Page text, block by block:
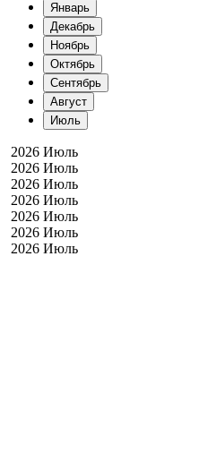
Январь
Декабрь
Ноябрь
Октябрь
Сентябрь
Август
Июль
2026 Июль
2026 Июль
2026 Июль
2026 Июль
2026 Июль
2026 Июль
2026 Июль